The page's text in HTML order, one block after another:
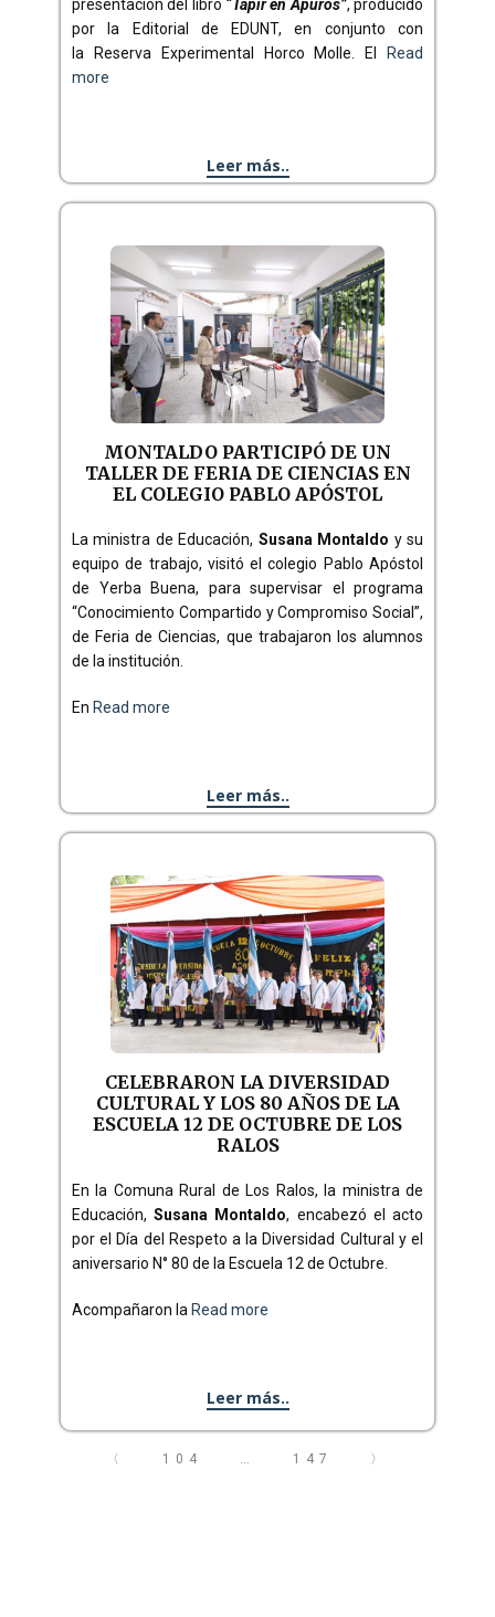
presentación del libro “Tapir en Apuros”, producido
por la Editorial de EDUNT, en conjunto con
la Reserva Experimental Horco Molle. El
Read
more
Leer más..
MONTALDO PARTICIPÓ DE UN
TALLER DE FERIA DE CIENCIAS EN
EL COLEGIO PABLO APÓSTOL
La ministra de Educación, Susana Montaldo y su
equipo de trabajo, visitó el colegio Pablo Apóstol
de Yerba Buena, para supervisar el programa
“Conocimiento Compartido y Compromiso Social”,
de Feria de Ciencias, que trabajaron los alumnos
de la institución.
En Read more
Leer más..
CELEBRARON LA DIVERSIDAD
CULTURAL Y LOS 80 AÑOS DE LA
ESCUELA 12 DE OCTUBRE DE LOS
RALOS
En la Comuna Rural de Los Ralos, la ministra de
Educación,Susana Montaldo, encabezó el acto
por el Día del Respeto a la Diversidad Cultural y el
aniversario N° 80 de la Escuela 12 de Octubre.
Acompañaron la Read more
Leer más..
〈 104 … 147 〉